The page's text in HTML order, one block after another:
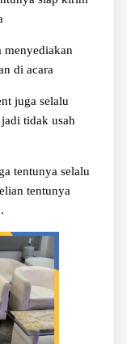
menyediakan
di acara
juga selalu
tidak usah
tentunya selalu
tentunya